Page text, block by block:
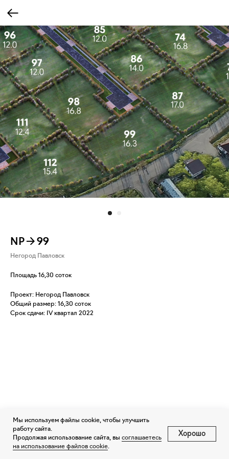
NP→99
Негород Павловск
Площадь 16,30 соток
Проект: Негород Павловск
Общий размер: 16,30 соток
Срок сдачи: IV квартал 2022
Мы используем файлы cookie, чтобы улучшить
работу сайта.
Продолжая использование сайта, вы соглашаетесь
на использование файлов cookie.
Хорошо